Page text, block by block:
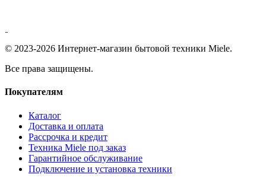
© 2023-2026 Интернет-магазин бытовой техники Miele.
Все права защищены.
Покупателям
Каталог
Доставка и оплата
Рассрочка и кредит
Техника Miele под заказ
Гарантийное обслуживание
Подключение и установка техники